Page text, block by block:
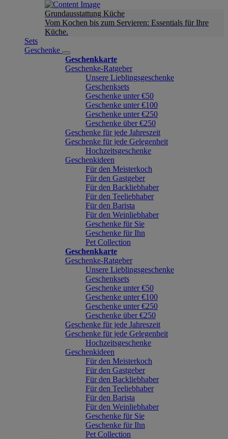
Grundausstattung Küche
Vom Kochen bis zum Servieren: Essentials für Ihre
Küche.
Sets
Geschenke
Geschenkkarte
Geschenke-Ratgeber
Unsere Lieblingsgeschenke
Geschenksets
Geschenke unter €50
Geschenke unter €100
Geschenke unter €250
Geschenke über €250
Geschenke für jede Jahreszeit
Geschenke für jede Gelegenheit
Hochzeitsgeschenke
Geschenkideen
Für den Meisterkoch
Für den Gastgeber
Für den Backliebhaber
Für den Teeliebhaber
Für den Barista
Für den Weinliebhaber
Geschenke für Sie
Geschenke für Ihn
Pet Collection
Geschenkkarte
Geschenke-Ratgeber
Unsere Lieblingsgeschenke
Geschenksets
Geschenke unter €50
Geschenke unter €100
Geschenke unter €250
Geschenke über €250
Geschenke für jede Jahreszeit
Geschenke für jede Gelegenheit
Hochzeitsgeschenke
Geschenkideen
Für den Meisterkoch
Für den Gastgeber
Für den Backliebhaber
Für den Teeliebhaber
Für den Barista
Für den Weinliebhaber
Geschenke für Sie
Geschenke für Ihn
Pet Collection